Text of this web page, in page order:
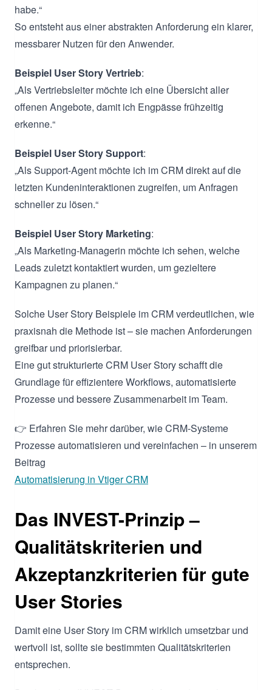
habe.“
So entsteht aus einer abstrakten Anforderung ein klarer,
messbarer Nutzen für den Anwender.
Beispiel User Story Vertrieb:
„Als Vertriebsleiter möchte ich eine Übersicht aller
offenen Angebote, damit ich Engpässe frühzeitig
erkenne.“
Beispiel User Story Support:
„Als Support-Agent möchte ich im CRM direkt auf die
letzten Kundeninteraktionen zugreifen, um Anfragen
schneller zu lösen.“
Beispiel User Story Marketing:
„Als Marketing-Managerin möchte ich sehen, welche
Leads zuletzt kontaktiert wurden, um gezieltere
Kampagnen zu planen.“
Solche User Story Beispiele im CRM verdeutlichen, wie
praxisnah die Methode ist – sie machen Anforderungen
greifbar und priorisierbar.
Eine gut strukturierte CRM User Story schafft die
Grundlage für effizientere Workflows, automatisierte
Prozesse und bessere Zusammenarbeit im Team.
👉 Erfahren Sie mehr darüber, wie CRM-Systeme
Prozesse automatisieren und vereinfachen – in unserem
Beitrag
Automatisierung in Vtiger CRM
Das INVEST-Prinzip –
Qualitätskriterien und
Akzeptanzkriterien für gute
User Stories
Damit eine User Story im CRM wirklich umsetzbar und
wertvoll ist, sollte sie bestimmten Qualitätskriterien
entsprechen.